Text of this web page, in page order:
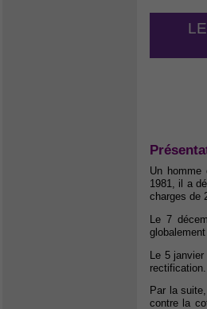
Un homme
1981, il a
charges de
Le 7
Le 5
rectification.
Par la
contre la